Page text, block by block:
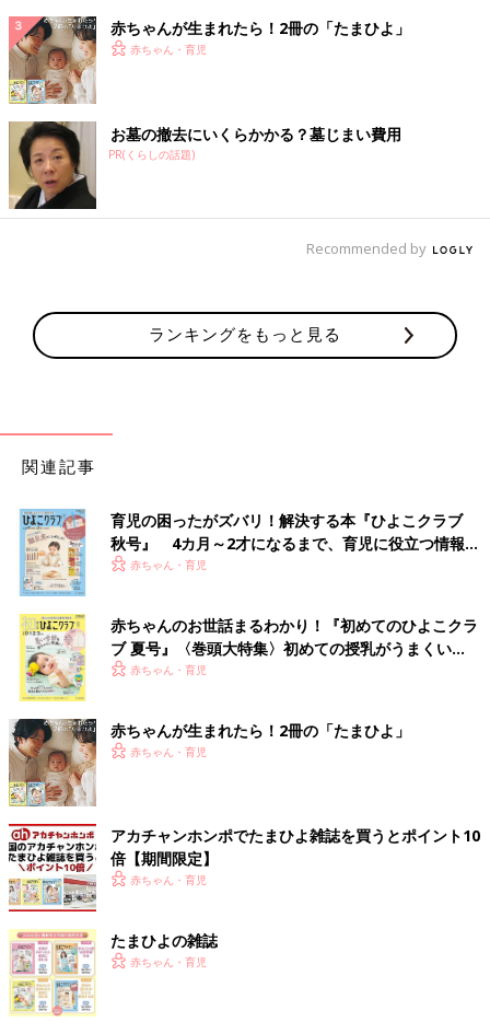
赤ちゃんが生まれたら！2冊の「たまひよ」
赤ちゃん・育児
お墓の撤去にいくらかかる？墓じまい費用
PR(くらしの話題)
Recommended by
ランキングをもっと見る
関連記事
育児の困ったがズバリ！解決する本『ひよこクラブ
秋号』 4カ月～2才になるまで、育児に役立つ情報が
いっぱい！
赤ちゃん・育児
赤ちゃんのお世話まるわかり！『初めてのひよこクラ
ブ 夏号』〈巻頭大特集〉初めての授乳がうまくい
く！ おっぱい・ミルクの基本と夏のトラブル 解決テ
赤ちゃん・育児
赤ちゃんが生まれたら！2冊の「たまひよ」
赤ちゃん・育児
アカチャンホンポでたまひよ雑誌を買うとポイント10
倍【期間限定】
赤ちゃん・育児
たまひよの雑誌
赤ちゃん・育児